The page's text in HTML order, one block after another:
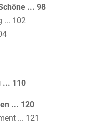
... 98
... 102
... 110
... 120
... 121